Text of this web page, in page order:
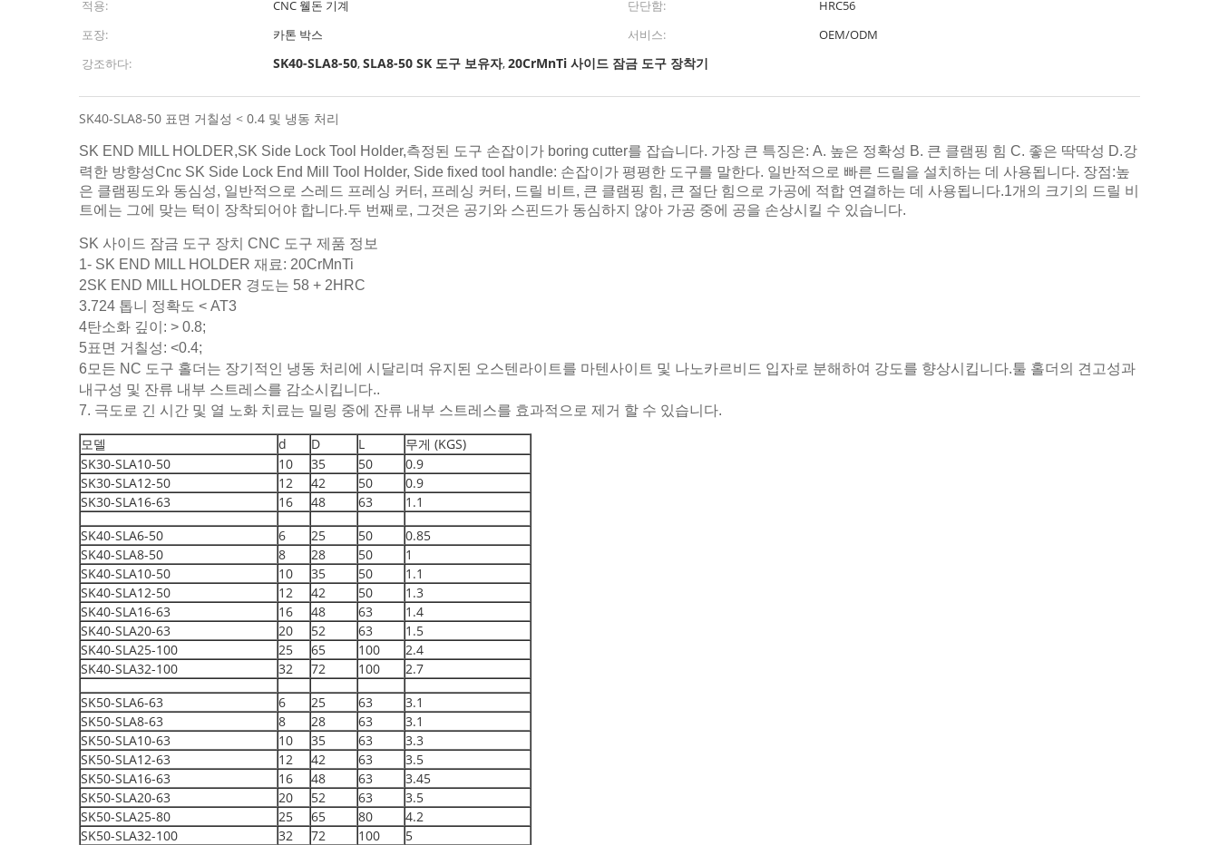
적용:
CNC 웰돈 기계 단단함:
HRC56
포장:
카톤 박스 서비스:
OEM/ODM
강조하다:
SK40-SLA8-50,SLA8-50 SK 도구 보유자,20CrMnTi 사이드 잠금 도구 장착기
SK40-SLA8-50 표면 거칠성 < 0.4 및 냉동 처리
SK END MILL HOLDER,SK Side Lock Tool Holder,측정된 도구 손잡이가 boring cutter를 잡습니다. 가장 큰 특징은: A. 높은 정확성 B. 큰 클램핑 힘 C. 좋은 딱딱성 D.강
력한 방향성Cnc SK Side Lock End Mill Tool Holder, Side fixed tool handle: 손잡이가 평평한 도구를 말한다. 일반적으로 빠른 드릴을 설치하는 데 사용됩니다. 장점:높
은 클램핑도와 동심성, 일반적으로 스레드 프레싱 커터, 프레싱 커터, 드릴 비트, 큰 클램핑 힘, 큰 절단 힘으로 가공에 적합 연결하는 데 사용됩니다.1개의 크기의 드릴 비
트에는 그에 맞는 턱이 장착되어야 합니다.두 번째로, 그것은 공기와 스핀드가 동심하지 않아 가공 중에 공을 손상시킬 수 있습니다.
SK 사이드 잠금 도구 장치 CNC 도구 제품 정보
1- SK END MILL HOLDER 재료: 20CrMnTi
2SK END MILL HOLDER 경도는 58 + 2HRC
3.724 톱니 정확도 < AT3
4탄소화 깊이: > 0.8;
5표면 거칠성: <0.4;
6모든 NC 도구 홀더는 장기적인 냉동 처리에 시달리며 유지된 오스텐라이트를 마텐사이트 및 나노카르비드 입자로 분해하여 강도를 향상시킵니다.툴 홀더의 견고성과
내구성 및 잔류 내부 스트레스를 감소시킵니다..
7. 극도로 긴 시간 및 열 노화 치료는 밀링 중에 잔류 내부 스트레스를 효과적으로 제거 할 수 있습니다.
모델 d D L
무게 (KGS)
SK30-SLA10-50
10 35 50
0.9
SK30-SLA12-50
12 42 50
0.9
SK30-SLA16-63
16 48 63
1.1
SK40-SLA6-50
6 25 50
0.85
SK40-SLA8-50
8 28 50
1
SK40-SLA10-50
10 35 50
1.1
SK40-SLA12-50
12 42 50
1.3
SK40-SLA16-63
16 48 63
1.4
SK40-SLA20-63
20 52 63
1.5
SK40-SLA25-100
25 65 100
2.4
SK40-SLA32-100
32 72 100
2.7
SK50-SLA6-63
6 25 63
3.1
SK50-SLA8-63
8 28 63
3.1
SK50-SLA10-63
10 35 63
3.3
SK50-SLA12-63
12 42 63
3.5
SK50-SLA16-63
16 48 63
3.45
SK50-SLA20-63
20 52 63
3.5
SK50-SLA25-80
25 65 80
4.2
SK50-SLA32-100
32 72 100
5